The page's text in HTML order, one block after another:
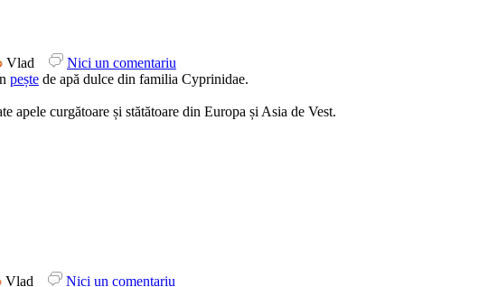
Vlad
Nici un comentariu
pește de apă dulce din familia Cyprinidae.
apele curgătoare și stătătoare din Europa și Asia de Vest.
Vlad
Nici un comentariu